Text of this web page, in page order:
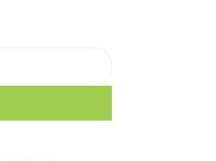
6y 64,5% 70cl aantal